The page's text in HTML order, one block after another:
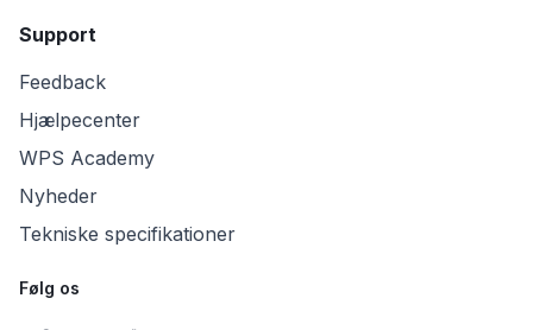
Support
Feedback
Hjælpecenter
WPS Academy
Nyheder
Tekniske specifikationer
Følg os